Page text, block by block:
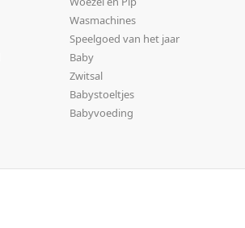
Wasmachines
Speelgoed van het jaar
Baby
Zwitsal
Babystoeltjes
Babyvoeding